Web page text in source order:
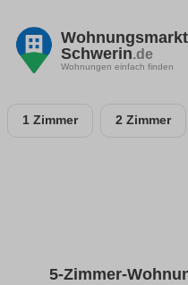
Wohnungsmarkt
Schwerin.de
Wohnungen einfach finden
1 Zimmer 2 Zimmer
5-Zimmer-